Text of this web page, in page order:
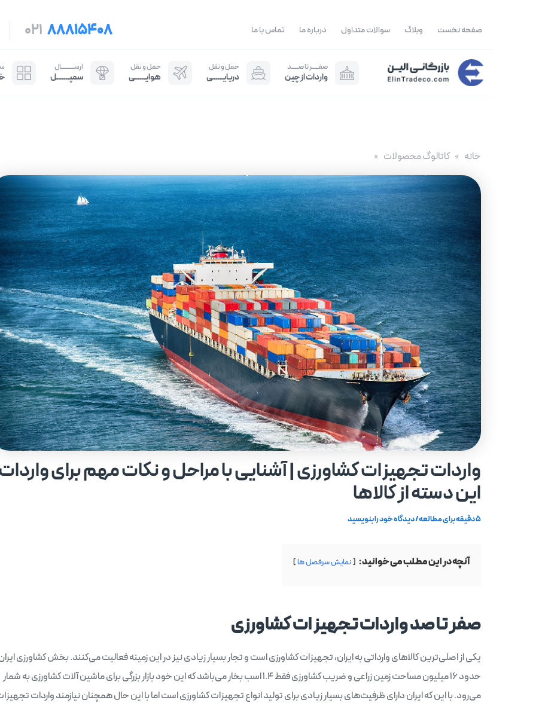
صفحه نخست وبلاگ سوالات متداول درباره ما تماس با ما 021 88815408
صفــــــر تا صــــــد
واردات از چین
حمل و نقل
دریایــــــی
حمل و نقل
هوایــــــی
ارســـــــــــال
سمپـــــــل
خانه کاتالوگ محصولات
واردات تجهیزات کشاورزی | آشنایی با مراحل و نکات مهم برای
این دسته از کالاها
5 دقیقه برای مطالعه /دیدگاه‌ خود را بنویسید
آنچه در این مطلب می خوانید : نمایش سرفصل ها
صفر تا صد واردات تجهیزات کشاورزی
یکی از اصلی‌ترین کالاهای وارداتی به ایران، تجهیزات کشاورزی است و تجار بسیار زیادی نیز در این زمینه فعالیت می‌کنند. بخش کشاورزی
حدود 16 میلیون مساحت زمین زراعی و ضریب کشاورزی فقط 1.4 اسب بخار می‌باشد که این خود بازار بزرگی برای ماشین آلات کشاورزی به شمار
می‌رود. با این که ایران دارای ظرفیت‌های بسیار زیادی برای تولید انواع تجهیزات کشاورزی است اما با این حال همچنان نیازمند واردات